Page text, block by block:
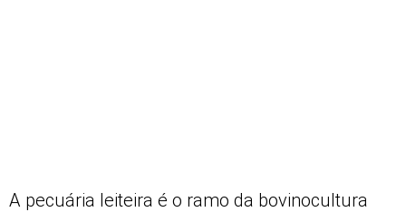
A pecuária leiteira é o ramo da bovinocultura